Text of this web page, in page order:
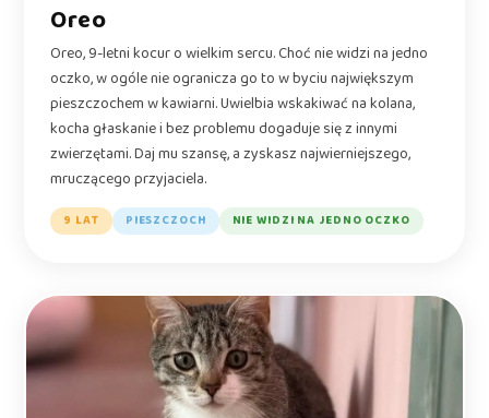
Oreo
Oreo, 9-letni kocur o wielkim sercu. Choć nie widzi na jedno
oczko, w ogóle nie ogranicza go to w byciu największym
pieszczochem w kawiarni. Uwielbia wskakiwać na kolana,
kocha głaskanie i bez problemu dogaduje się z innymi
zwierzętami. Daj mu szansę, a zyskasz najwierniejszego,
mruczącego przyjaciela.
9 LAT PIESZCZOCH NIE WIDZI NA JEDNO OCZKO